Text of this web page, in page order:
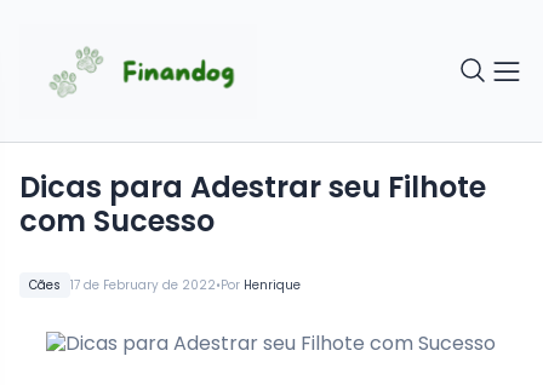
Cães 17 de February de 2022•Por Henrique
Dicas para Adestrar seu Filhote
com Sucesso